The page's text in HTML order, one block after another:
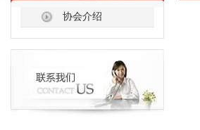
协会介绍